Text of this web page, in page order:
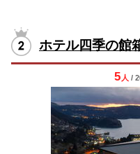
ホテル四季の館
5 人 /